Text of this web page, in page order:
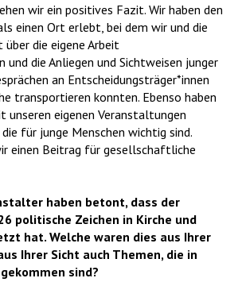
wir ein positives Fazit. Wir haben den
einen Ort erlebt, bei dem wir und die
über die eigene Arbeit
die Anliegen und Sichtweisen junger
an Entscheidungsträger*innen
transportieren konnten. Ebenso haben
eigenen Veranstaltungen
für junge Menschen wichtig sind.
einen Beitrag für gesellschaftliche
haben betont, dass der
politische Zeichen in Kirche und
hat. Welche waren dies aus Ihrer
Ihrer Sicht auch Themen, die in
sind?